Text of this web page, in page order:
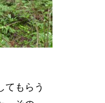
てもらう